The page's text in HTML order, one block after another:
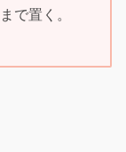
で置く。